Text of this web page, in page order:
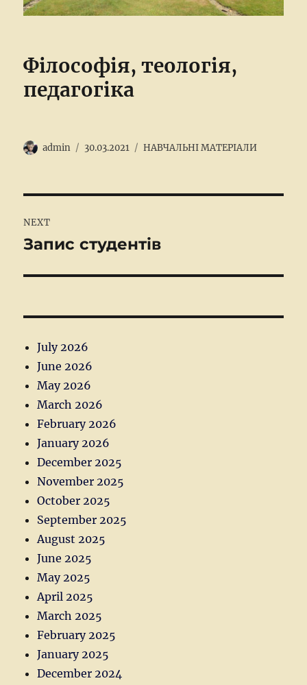
Філософія, теологія,
педагогіка
Author
admin
Posted
30.03.2021 Categories
НАВЧАЛЬНІ МАТЕРІАЛИ
navigation
NEXT
Next
Запис студентів
July 2026
June 2026
May 2026
March 2026
February 2026
January 2026
December 2025
November 2025
October 2025
September 2025
August 2025
June 2025
May 2025
April 2025
March 2025
February 2025
January 2025
December 2024